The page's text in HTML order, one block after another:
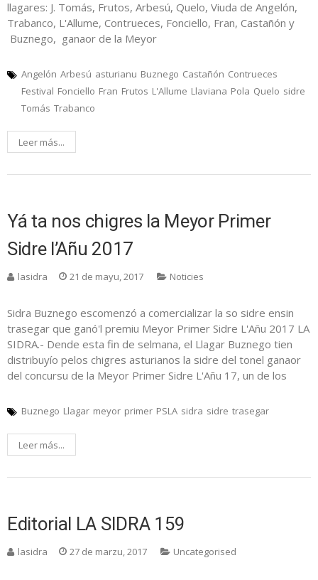
llagares: J. Tomás, Frutos, Arbesú, Quelo, Viuda de Angelón,
Trabanco, L'Allume, Contrueces, Fonciello, Fran, Castañón y
Buznego, ganaor de la Meyor
Angelón Arbesú asturianu Buznego Castañón Contrueces
Festival Fonciello Fran Frutos L'Allume Llaviana Pola Quelo sidre
Tomás Trabanco
Leer más...
Yá ta nos chigres la Meyor Primer
Sidre l’Añu 2017
lasidra 21 de mayu, 2017 Noticies
Sidra Buznego escomenzó a comercializar la so sidre ensin
trasegar que ganó'l premiu Meyor Primer Sidre L'Añu 2017 LA
SIDRA.- Dende esta fin de selmana, el Llagar Buznego tien
distribuyío pelos chigres asturianos la sidre del tonel ganaor
del concursu de la Meyor Primer Sidre L'Añu 17, un de los
Buznego Llagar meyor primer PSLA sidra sidre trasegar
Leer más...
Editorial LA SIDRA 159
lasidra 27 de marzu, 2017 Uncategorised